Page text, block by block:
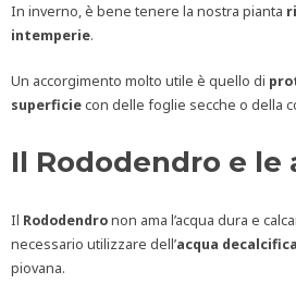
In inverno, è bene tenere la nostra pianta
intemperie.
Un accorgimento molto utile è quello di
superficiecon delle foglie secche o della
Il Rododendro e
Il Rododendronon ama l’acqua dura e
necessario utilizzare dell’acqua
piovana.